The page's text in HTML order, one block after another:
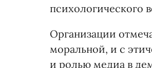
психологического
Организации
моральной, и с
и ролью медиа в